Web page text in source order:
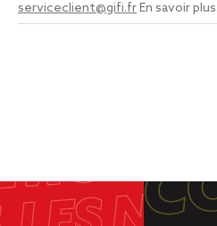
serviceclient@gifi.frEn savoir